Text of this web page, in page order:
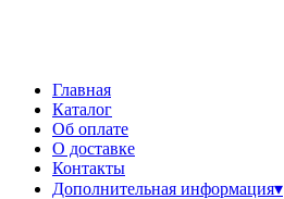
Главная
Каталог
Об оплате
О доставке
Контакты
Дополнительная информация▾